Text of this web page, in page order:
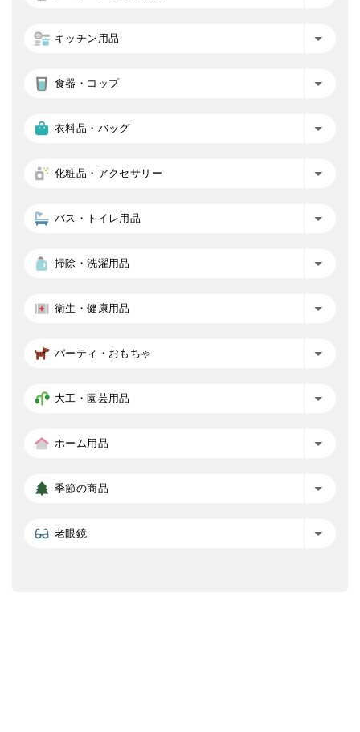
キッチン用品
食器・コップ
衣料品・バッグ
化粧品・アクセサリー
バス・トイレ用品
掃除・洗濯用品
衛生・健康用品
パーティ・おもちゃ
大工・園芸用品
ホーム用品
季節の商品
老眼鏡